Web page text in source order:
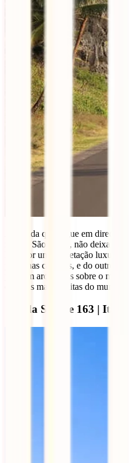
A estrada que segue em direção
ilha de São Tomé, não deixa
lado por uma vegetação
pequenas cascatas, e do outro
pendem arqueadas sobre o mar,
estradas mais bonitas do mundo.
Strada Statale 163 | Itália